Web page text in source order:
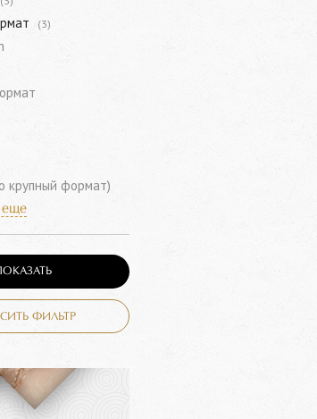
(3)
крупный формат)
еще
ФИЛЬТР